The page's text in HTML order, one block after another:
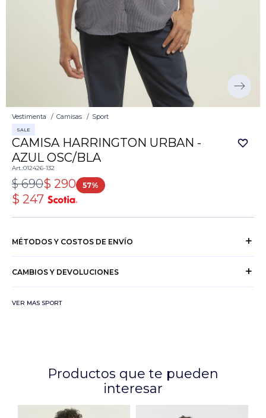
Vestimenta Camisas Sport
SALE
CAMISA HARRINGTON URBAN -
AZUL OSC/BLA
012426-132
$ 290
$ 690 57
$ 247
MÉTODOS Y COSTOS DE ENVÍO
CAMBIOS Y DEVOLUCIONES
VER MAS SPORT
Productos que te pueden
interesar